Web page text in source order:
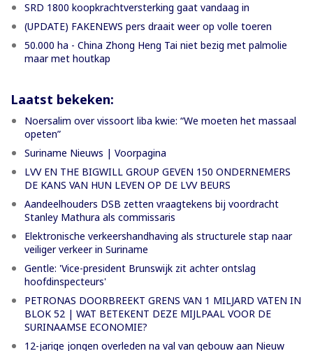
SRD 1800 koopkrachtversterking gaat vandaag in
(UPDATE) FAKENEWS pers draait weer op volle toeren
50.000 ha - China Zhong Heng Tai niet bezig met palmolie
maar met houtkap
Laatst bekeken:
Noersalim over vissoort liba kwie: “We moeten het massaal
opeten”
Suriname Nieuws | Voorpagina
LVV EN THE BIGWILL GROUP GEVEN 150 ONDERNEMERS
DE KANS VAN HUN LEVEN OP DE LVV BEURS
Aandeelhouders DSB zetten vraagtekens bij voordracht
Stanley Mathura als commissaris
Elektronische verkeershandhaving als structurele stap naar
veiliger verkeer in Suriname
Gentle: 'Vice-president Brunswijk zit achter ontslag
hoofdinspecteurs'
PETRONAS DOORBREEKT GRENS VAN 1 MILJARD VATEN IN
BLOK 52 | WAT BETEKENT DEZE MIJLPAAL VOOR DE
SURINAAMSE ECONOMIE?
12-jarige jongen overleden na val van gebouw aan Nieuw